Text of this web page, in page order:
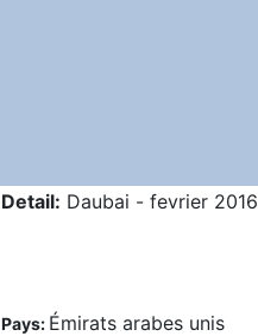
Detail: Daubai - fevrier 2016
Pays: Émirats arabes unis